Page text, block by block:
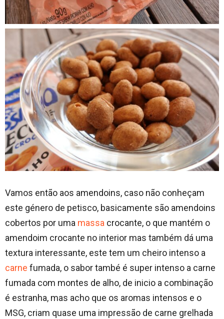
Vamos então aos amendoins, caso não conheçam
este género de petisco, basicamente são amendoins
cobertos por uma massa crocante, o que mantém o
amendoim crocante no interior mas também dá uma
textura interessante, este tem um cheiro intenso a
carne fumada, o sabor també é super intenso a carne
fumada com montes de alho, de inicio a combinação
é estranha, mas acho que os aromas intensos e o
MSG, criam quase uma impressão de carne grelhada